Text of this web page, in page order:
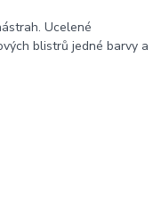
Ucelené
blistrů jedné barvy a